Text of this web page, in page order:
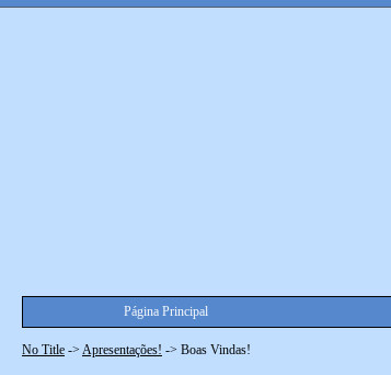
Página Principal
No Title -> Apresentações! -> Boas Vindas!